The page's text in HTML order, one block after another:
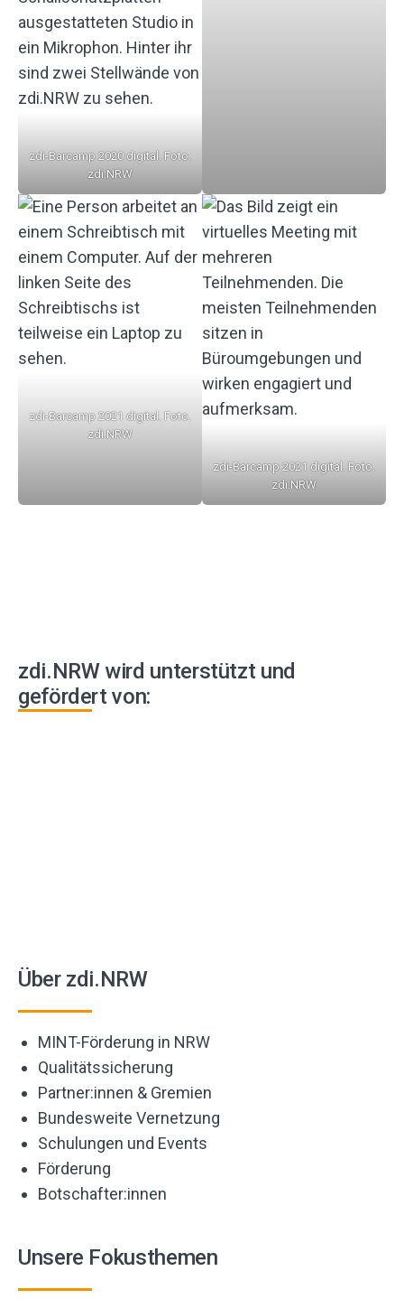
zdi-Barcamp 2020 digital. Foto.
zdi.NRW
zdi-Barcamp 2021 digital. Foto.
zdi.NRW
zdi-Barcamp 2021 digital. Foto.
zdi.NRW
zdi.NRW wird unterstützt und
gefördert von:
Über zdi.NRW
MINT-Förderung in NRW
Qualitätssicherung
Partner:innen & Gremien
Bundesweite Vernetzung
Schulungen und Events
Förderung
Botschafter:innen
Unsere Fokusthemen